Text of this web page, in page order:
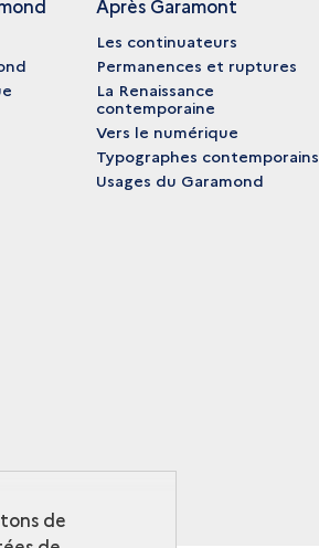
Après Garamont
Les continuateurs
Permanences et ruptures
La Renaissance
contemporaine
Vers le numérique
Typographes contemporains
Usages du Garamond
de